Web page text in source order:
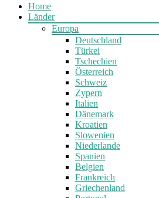
Home
Länder
Europa
Deutschland
Türkei
Tschechien
Österreich
Schweiz
Zypern
Italien
Dänemark
Kroatien
Slowenien
Niederlande
Spanien
Belgien
Frankreich
Griechenland